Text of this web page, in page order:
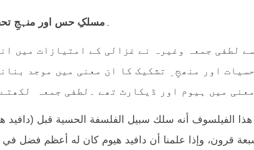
6۔ مسلکِ حس اور منہجِ
لطفی جمعہ وغیرہ نے غزالی کے امتیازات میں
اور منھجِ ِ تشکیک کا ان معنی میں موجد
قرون، وإذا علمنا أن دافيد هيوم كان له أعظم فضل في